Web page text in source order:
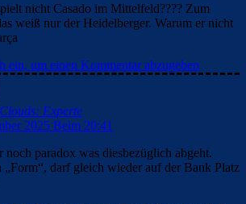
nicht Casado im Mittelfeld???? Zum
weiß nur der Heidelberger. Warum er nicht
ein, um einen Kommentar abzugeben
Clouds: Experte
2025 Beim 20:41
noch paradox was diesbezüglich abgeht.
„Form“, darf gleich wieder auf der Bank Platz